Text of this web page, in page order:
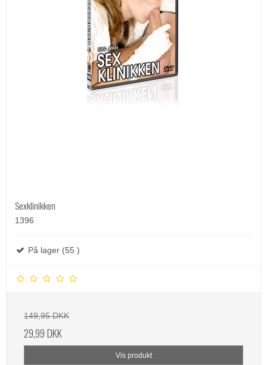
Sexklinikken
1396
På lager (55 )
149,95 DKK
29,99 DKK
Vis produkt